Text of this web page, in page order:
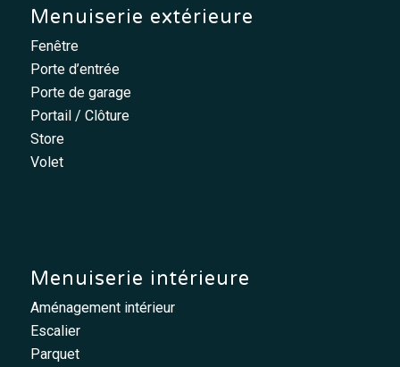
Menuiserie extérieure
Fenêtre
Porte d’entrée
Porte de garage
Portail / Clôture
Store
Volet
Menuiserie intérieure
Aménagement intérieur
Escalier
Parquet